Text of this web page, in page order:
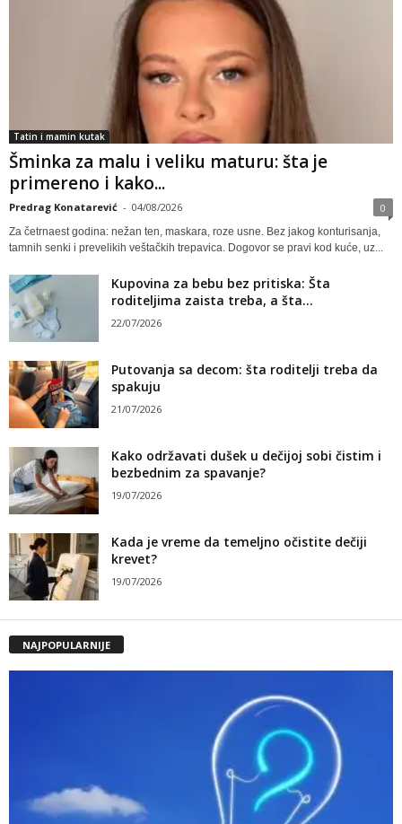
Tatin i mamin kutak
Šminka za malu i veliku maturu: šta je
primereno i kako...
Predrag Konatarević - 04/08/2026 0
Za četrnaest godina: nežan ten, maskara, roze usne. Bez jakog konturisanja,
tamnih senki i prevelikih veštačkih trepavica. Dogovor se pravi kod kuće, uz...
Kupovina za bebu bez pritiska: Šta
roditeljima zaista treba, a šta...
22/07/2026
Putovanja sa decom: šta roditelji treba da
spakuju
21/07/2026
Kako održavati dušek u dečijoj sobi čistim i
bezbednim za spavanje?
19/07/2026
Kada je vreme da temeljno očistite dečiji
krevet?
19/07/2026
NAJPOPULARNIJE